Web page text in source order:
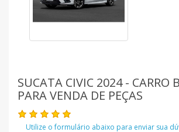
SUCATA CIVIC 2024 - CARRO
PARA VENDA DE PEÇAS
Utilize o formulário abaixo para enviar sua